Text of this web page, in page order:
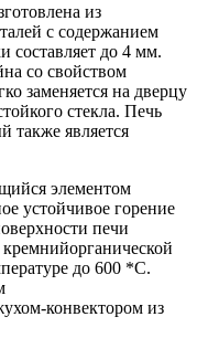
из
с содержанием
составляет до 4 мм.
со свойством
заменяется на дверцу
стекла. Печь
также является
элементом
устойчивое горение
печи
до 600 *С.
конвектором из